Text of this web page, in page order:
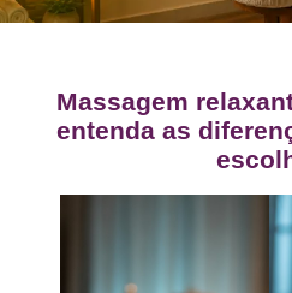
Massagem
entenda as